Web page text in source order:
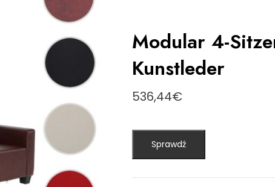
Modular 4-
Kunstleder
536,44€
Sprawdź